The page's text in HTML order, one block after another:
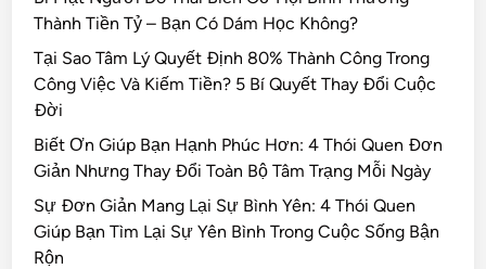
Thành Tiền Tỷ – Bạn Có Dám Học Không?
Tại Sao Tâm Lý Quyết Định 80% Thành Công Trong
Công Việc Và Kiếm Tiền? 5 Bí Quyết Thay Đổi Cuộc
Đời
Biết Ơn Giúp Bạn Hạnh Phúc Hơn: 4 Thói Quen Đơn
Giản Nhưng Thay Đổi Toàn Bộ Tâm Trạng Mỗi Ngày
Sự Đơn Giản Mang Lại Sự Bình Yên: 4 Thói Quen
Giúp Bạn Tìm Lại Sự Yên Bình Trong Cuộc Sống Bận
Rộn